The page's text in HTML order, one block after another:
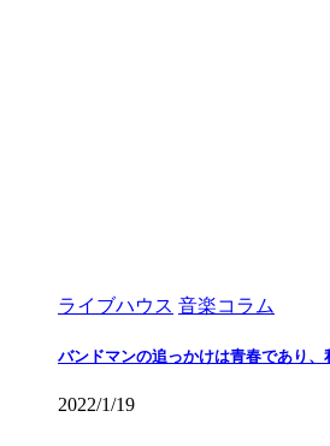
ライブハウス 音楽コラム
バンドマンの追っかけは青春であり、
2022/1/19